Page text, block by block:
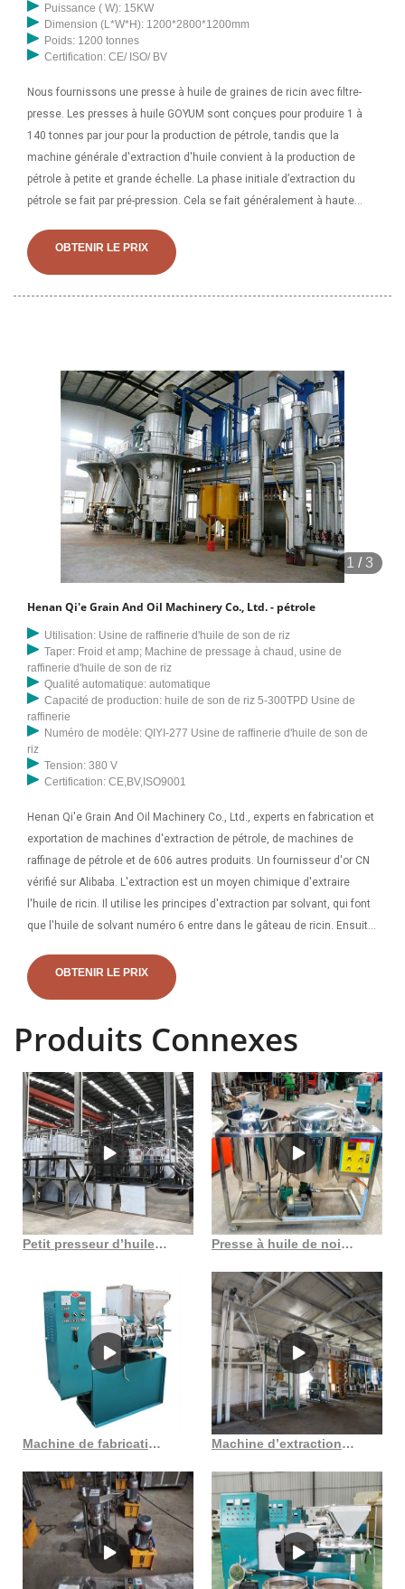
Puissance ( W): 15KW
Dimension (L*W*H): 1200*2800*1200mm
Poids: 1200 tonnes
Certification: CE/ ISO/ BV
Nous fournissons une presse à huile de graines de ricin avec filtre-
presse. Les presses à huile GOYUM sont conçues pour produire 1 à
140 tonnes par jour pour la production de pétrole, tandis que la
machine générale d'extraction d'huile convient à la production de
pétrole à petite et grande échelle. La phase initiale d’extraction du
pétrole se fait par pré-pression. Cela se fait généralement à haute
à froid durable de type familial avec le prix le plus bas. 198 à 208 $ US
/ ensemble. Obtenez le coût du transport. Calculer la marge. 1
cinétique. Origine : Chine
OBTENIR LE PRIX
1 /3
Henan Qi'e Grain And Oil Machinery Co., Ltd. - pétrole
Utilisation: Usine de raffinerie d'huile de son de riz
Taper: Froid et amp; Machine de pressage à chaud, usine de
raffinerie d'huile de son de riz
Qualité automatique: automatique
Capacité de production: huile de son de riz 5-300TPD Usine de
raffinerie
Numéro de modèle: QIYI-277 Usine de raffinerie d'huile de son de
riz
Tension: 380 V
Certification: CE,BV,ISO9001
Henan Qi'e Grain And Oil Machinery Co., Ltd., experts en fabrication et
exportation de machines d'extraction de pétrole, de machines de
raffinage de pétrole et de 606 autres produits. Un fournisseur d'or CN
vérifié sur Alibaba. L'extraction est un moyen chimique d'extraire
l'huile de ricin. Il utilise les principes d'extraction par solvant, qui font
que l'huile de solvant numéro 6 entre dans le gâteau de ricin. Ensuite,
OBTENIR LE PRIX
Produits Connexes
Petit presseur d’huile d’arachide à vis, meilleure vente, extrait d’huile végétale au Cameroun Presse à huile de noix, machine d’extraction d’huile de ricin au Togo
Machine de fabrication d’huile hydraulique pressée à froid pour noix au Maroc Machine d’extraction d’huile de sésame, petite usine, fabrication d’huile au Gabon